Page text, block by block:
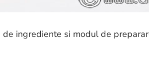
ingrediente si modul de